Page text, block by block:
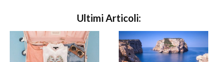
Ultimi Articoli: